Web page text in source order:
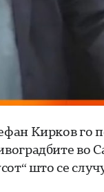
Кирков го
во
што се